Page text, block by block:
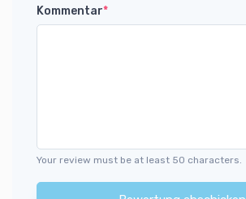
Kommentar*
Your review must be at least 50 characters.